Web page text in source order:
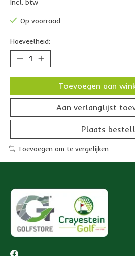
Incl. btw
Op voorraad
Hoeveelheid:
Toevoegen aan
Aan verlanglijst
Plaats
Toevoegen om te vergelijken